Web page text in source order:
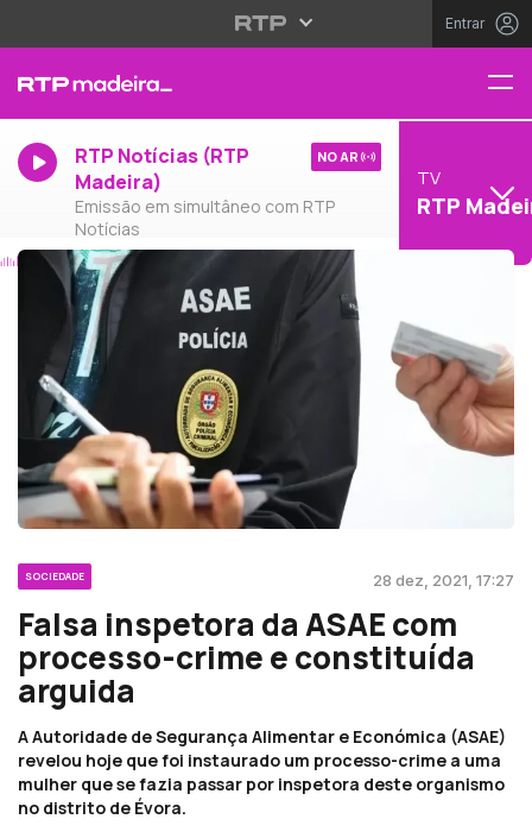
Entrar
RTP Notícias (RTP
Madeira)
Emissão em simultâneo com RTP
Notícias
NO AR
TV
RTP
SOCIEDADE 28 dez, 2021, 17:27
Falsa inspetora da ASAE com
processo-crime e constituída
arguida
A Autoridade de Segurança Alimentar e Económica (ASAE)
revelou hoje que foi instaurado um processo-crime a uma
mulher que se fazia passar por inspetora deste organismo
no distrito de Évora.